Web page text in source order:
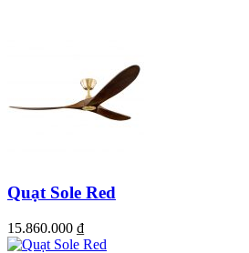
Quạt Sole Red
15.860.000 ₫